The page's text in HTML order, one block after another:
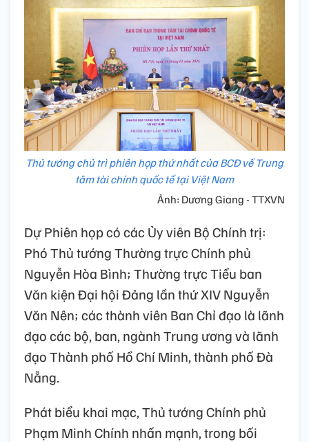
Thủ tướng chủ trì phiên họp thứ nhất của BCĐ về Trung
tâm tài chính quốc tế tại Việt Nam
Ảnh: Dương Giang - TTXVN
Dự Phiên họp có các Ủy viên Bộ Chính trị:
Phó Thủ tướng Thường trực Chính phủ
Nguyễn Hòa Bình; Thường trực Tiểu ban
Văn kiện Đại hội Đảng lần thứ XIV Nguyễn
Văn Nên; các thành viên Ban Chỉ đạo là lãnh
đạo các bộ, ban, ngành Trung ương và lãnh
đạo Thành phố Hồ Chí Minh, thành phố Đà
Nẵng.
Phát biểu khai mạc, Thủ tướng Chính phủ
Phạm Minh Chính nhấn mạnh, trong bối